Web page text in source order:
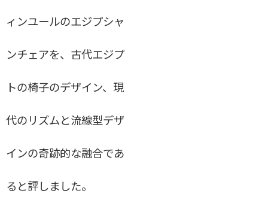
BM0121テーブル
デイベッド 710
EDITION
ウィラッドセンチェア
ィンユールのエジプシャ
ンチェアを、古代エジプ
トの椅子のデザイン、現
代のリズムと流線型デザ
インの奇跡的な融合であ
ると評しました。